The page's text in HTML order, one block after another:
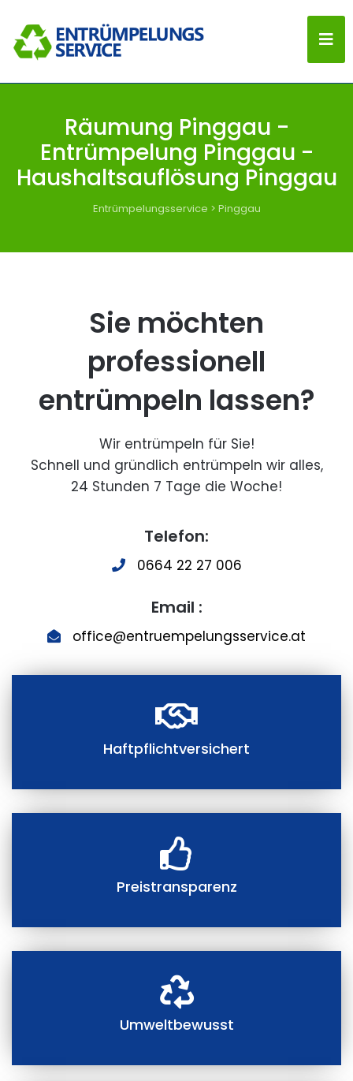
Räumung Pinggau -
Entrümpelung Pinggau -
Haushaltsauflösung Pinggau
Entrümpelungsservice > Pinggau
Sie möchten
professionell
entrümpeln lassen?
Wir entrümpeln für Sie!
Schnell und gründlich entrümpeln wir alles,
24 Stunden 7 Tage die Woche!
Telefon:
0664 22 27 006
Email :
office@entruempelungsservice.at
Haftpflichtversichert
Preistransparenz
Umweltbewusst